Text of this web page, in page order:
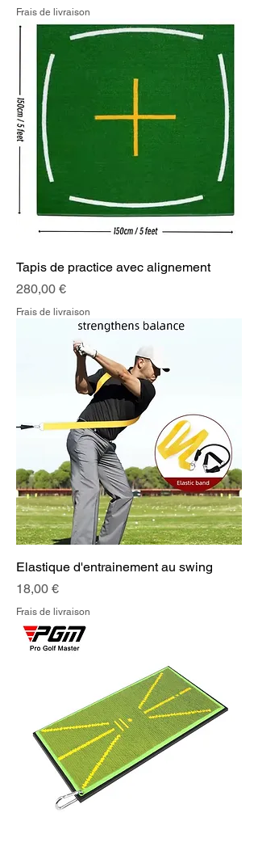
Frais de livraison
Tapis de practice avec alignement
Prix
280,00 €
Frais de livraison
Elastique d'entrainement au swing
Prix
18,00 €
Frais de livraison